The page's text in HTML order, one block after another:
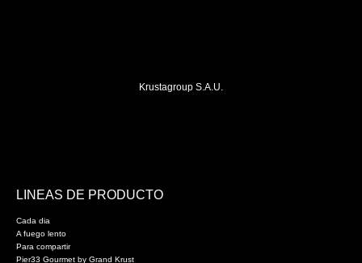
Krustagroup S.A.U.
LINEAS DE PRODUCTO
Cada dia
A fuego lento
Para compartir
Pier33 Gourmet by Grand Krust